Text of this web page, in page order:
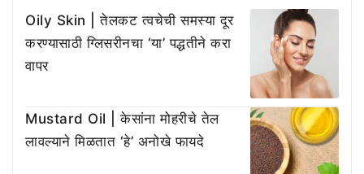
Oily Skin | तेलकट त्वचेची समस्या दूर
करण्यासाठी ग्लिसरीनचा ‘या’ पद्धतीने करा
वापर
Mustard Oil | केसांना मोहरीचे तेल
लावल्याने मिळतात ‘हे’ अनोखे फायदे